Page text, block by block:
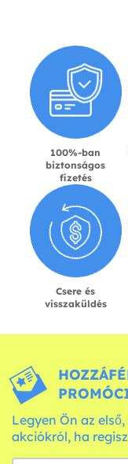
100%-ban
biztonságos
fizetés
Csere és
visszaküldés
Legyen Ön az
akciókról, ha